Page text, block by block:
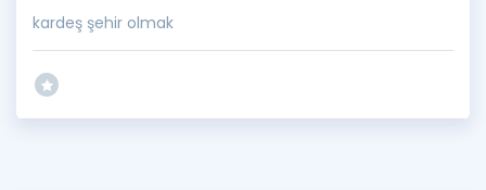
İngilizce Gramer
kardeş şehir olmak